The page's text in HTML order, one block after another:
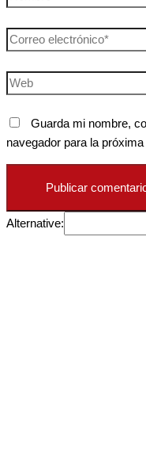
Correo
electrónico*
Web
Guarda mi nombre,
navegador para la
Alternative: